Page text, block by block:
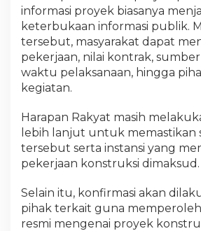
informasi proyek biasanya
keterbukaan informasi publik.
tersebut, masyarakat dapat
pekerjaan, nilai kontrak,
waktu pelaksanaan, hingga
kegiatan.
Harapan Rakyat masih
lebih lanjut untuk memastikan
tersebut serta instansi yang
pekerjaan konstruksi dimaksud.
Selain itu, konfirmasi akan
pihak terkait guna
resmi mengenai proyek